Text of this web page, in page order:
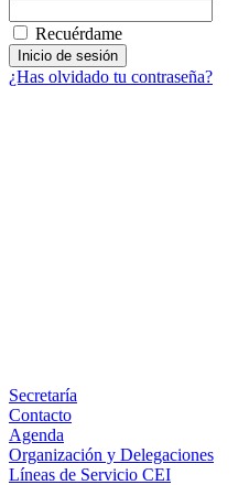
Recuérdame
¿Has olvidado tu contraseña?
Secretaría
Contacto
Agenda
Organización y Delegaciones
Líneas de Servicio CEI